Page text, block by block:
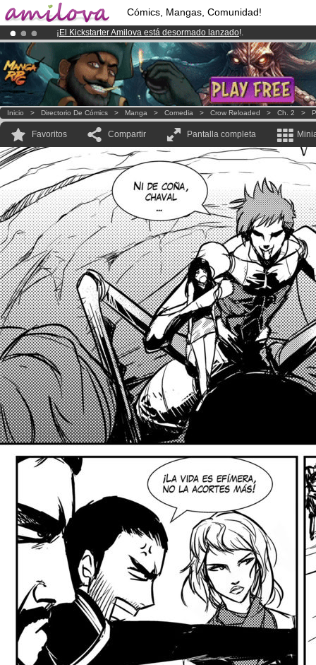
Cómics, Mangas, Comunidad!
¡ El Kickstarter Amilova está desormado lanzado!.
¡Ya tenemos 100000miembrosy 1000Cómics y Mangas!.
¡Conviertete en Premium por3.95 euros al mes!Hazte Premium ya
Inicio > Directorio De Cómics > Manga > Comedia > Crow Reloaded > Ch. 2 >
Favoritos Compartir Pantalla completa